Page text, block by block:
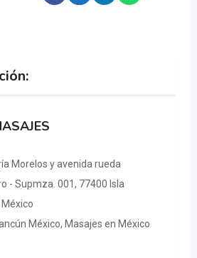
Morelos y avenida rueda
- Supmza. 001, 77400 Isla
México
México, Masajes en México